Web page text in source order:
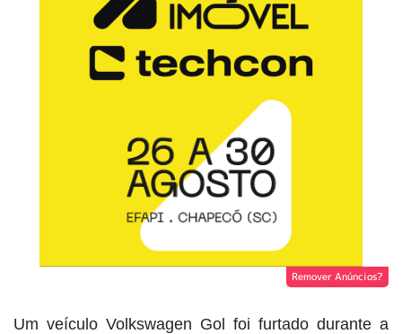
Remover Anúncios?
Um veículo Volkswagen Gol foi furtado durante a